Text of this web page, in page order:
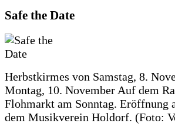
Safe the Date
Herbstkirmes von Samstag, 8.
Montag, 10. November Auf dem
Flohmarkt am Sonntag. Eröffnung
dem Musikverein Holdorf. (Foto: